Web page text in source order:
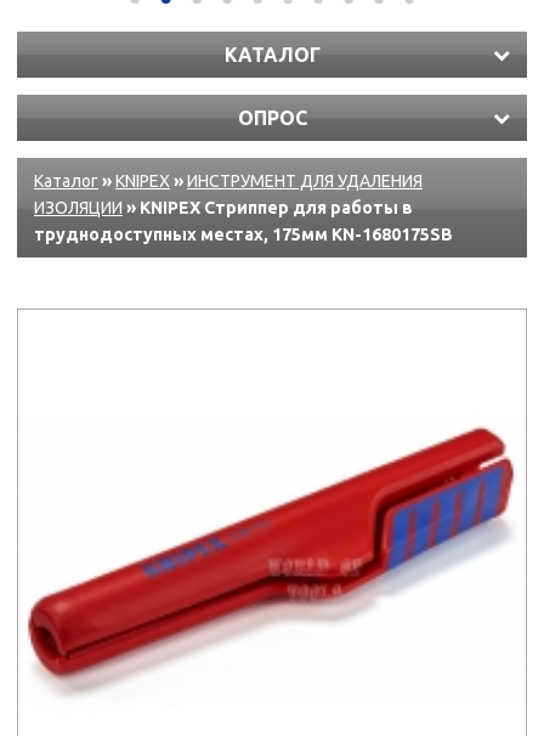
КАТАЛОГ
ОПРОС
Каталог»KNIPEX »ИНСТРУМЕНТ ДЛЯ УДАЛЕНИЯ
ИЗОЛЯЦИИ » KNIPEX Стриппер для работы в
труднодоступных местах, 175мм KN-1680175SB